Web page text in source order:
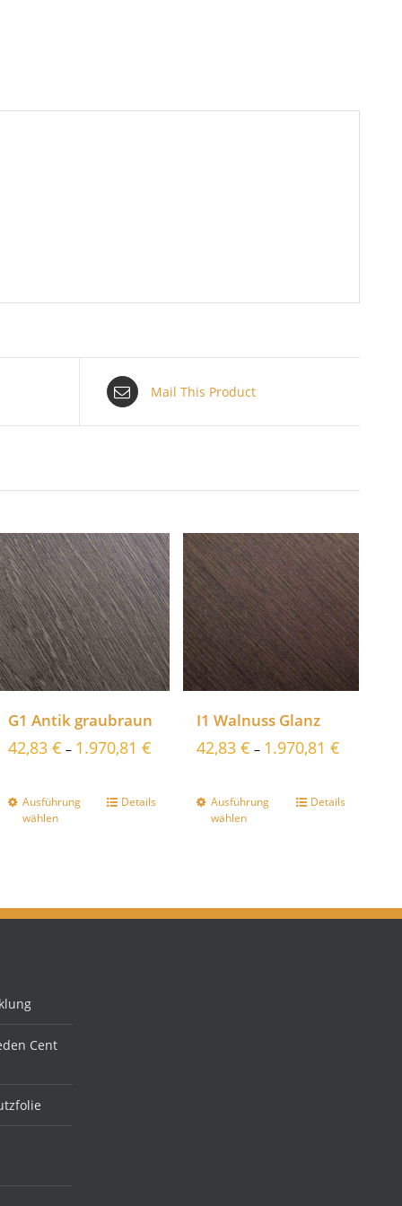
Mail This Product
G1 Antik graubraun
42,83 € – 1.970,81 €
Ausführung
wählen
Details
I1 Walnuss Glanz
42,83 € – 1.970,81 €
Ausführung
wählen
Details
Cent